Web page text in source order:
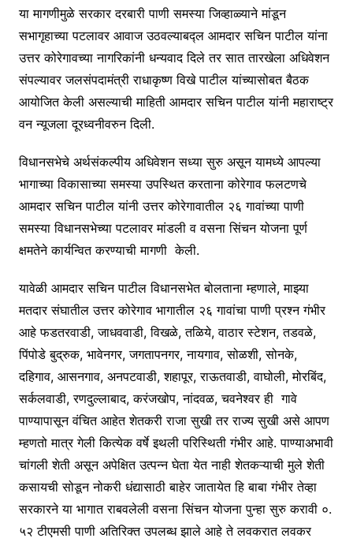
या मागणीमुळे सरकार दरबारी पाणी समस्या जिव्हाळ्याने मांडून
सभागृहाच्या पटलावर आवाज उठवल्याबद्ल आमदार सचिन पाटील यांना
उत्तर कोरेगावच्या नागरिकांनी धन्यवाद दिले तर सात तारखेला अधिवेशन
संपल्यावर जलसंपदामंत्री राधाकृष्ण विखे पाटील यांच्यासोबत बैठक
आयोजित केली असल्याची माहिती आमदार सचिन पाटील यांनी महाराष्ट्र
वन न्यूजला दूरध्वनीवरुन दिली.
विधानसभेचे अर्थसंकल्पीय अधिवेशन सध्या सुरु असून यामध्ये आपल्या
भागाच्या विकासाच्या समस्या उपस्थित करताना कोरेगाव फलटणचे
आमदार सचिन पाटील यांनी उत्तर कोरेगावातील २६ गावांच्या पाणी
समस्या विधानसभेच्या पटलावर मांडली व वसना सिंचन योजना पूर्ण
क्षमतेने कार्यन्वित करण्याची मागणी केली.
यावेळी आमदार सचिन पाटील विधानसभेत बोलताना म्हणाले, माझ्या
मतदार संघातील उत्तर कोरेगाव भागातील २६ गावांचा पाणी प्रश्न गंभीर
आहे फडतरवाडी, जाधववाडी, विखळे, तळिये, वाठार स्टेशन, तडवळे,
पिंपोडे बुद्रुक, भावेनगर, जगतापनगर, नायगाव, सोळशी, सोनके,
दहिगाव, आसनगाव, अनपटवाडी, शहापूर, राऊतवाडी, वाघोली, मोरबिंद,
सर्कलवाडी, रणदुल्लाबाद, करंजखोप, नांदवळ, चवनेश्वर ही गावे
पाण्यापासून वंचित आहेत शेतकरी राजा सुखी तर राज्य सुखी असे आपण
म्हणतो मात्र गेली कित्येक वर्षे इथली परिस्थिती गंभीर आहे. पाण्याअभावी
चांगली शेती असून अपेक्षित उत्पन्न घेता येत नाही शेतकऱ्याची मुले शेती
कसायची सोडून नोकरी धंद्यासाठी बाहेर जातायेत हि बाबा गंभीर तेव्हा
सरकारने या भागात राबवलेली वसना सिंचन योजना पुन्हा सुरु करावी ०.
५२ टीएमसी पाणी अतिरिक्त उपलब्ध झाले आहे ते लवकरात लवकर